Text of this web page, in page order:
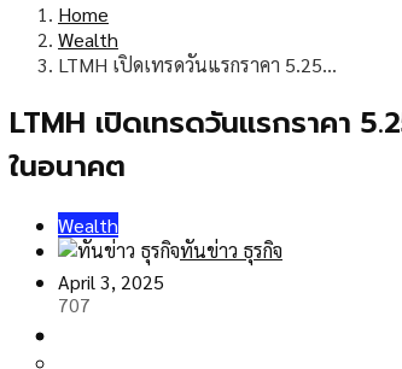
Home
Wealth
LTMH เปิดเทรดวันแรกราคา 5.25…
LTMH เปิดเทรดวันแรกราคา
ในอนาคต
Wealth
ทันข่าว ธุรกิจ
April 3, 2025
707